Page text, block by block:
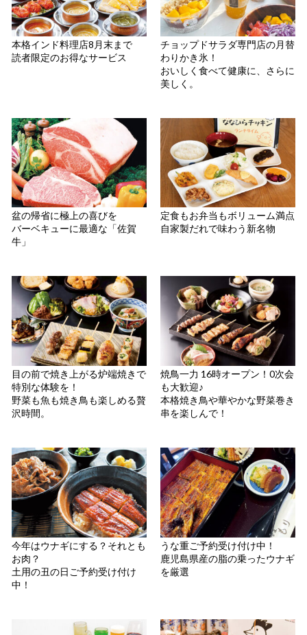
本格インド料理店8月末まで
読者限定のお得なサービス
チョップドサラダ専門店の月替
わりかき氷！
おいしく食べて健康に、さらに
美しく。
盆の帰省に極上の喜びを
バーベキューに最適な「佐賀
牛」
定食もお弁当もボリューム満点
自家製だれで味わう新名物
目の前で焼き上がる炉端焼きで
特別な体験を！
野菜も魚も焼き鳥も楽しめる贅
沢時間。
焼鳥一力 16時オープン！0次会
も大歓迎♪
本格焼き鳥や華やかな野菜巻き
串を楽しんで！
今年はウナギにする？それとも
お肉？
土用の丑の日ご予約受け付け
中！
うな重ご予約受け付け中！
鹿児島県産の脂の乗ったウナギ
を厳選